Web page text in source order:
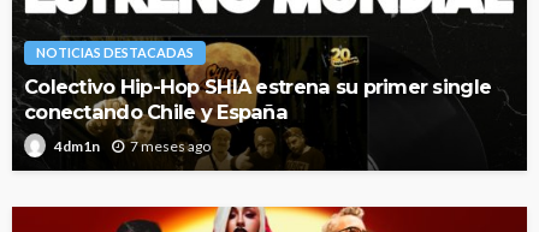
NOTICIAS DESTACADAS
Colectivo Hip-Hop SHIA estrena su primer single
conectando Chile y España
4dm1n 7 meses ago